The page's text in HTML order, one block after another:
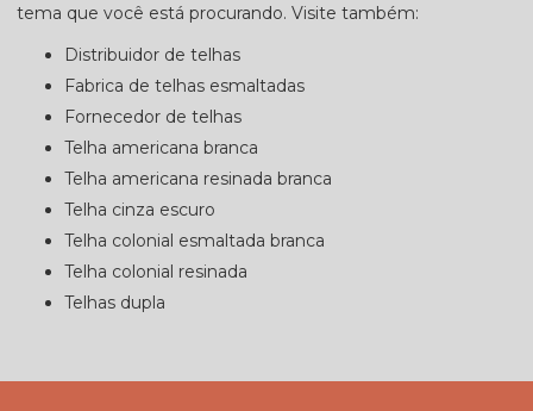
tema que você está procurando. Visite também:
distribuidor de telhas
fabrica de telhas esmaltadas
fornecedor de telhas
telha americana branca
telha americana resinada branca
telha cinza escuro
telha colonial esmaltada branca
telha colonial resinada
telhas dupla